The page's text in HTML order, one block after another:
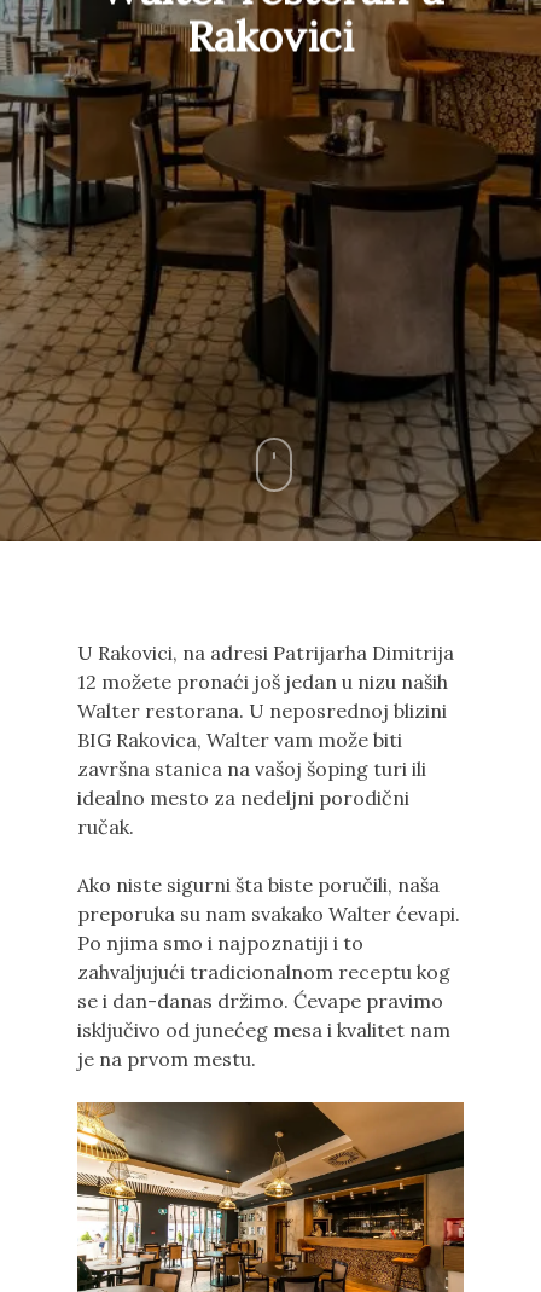
Rakovici
U Rakovici, na adresi Patrijarha Dimitrija
12 možete pronaći još jedan u nizu naših
Walter restorana. U neposrednoj blizini
BIG Rakovica, Walter vam može biti
završna stanica na vašoj šoping turi ili
idealno mesto za nedeljni porodični
ručak.
Ako niste sigurni šta biste poručili, naša
preporuka su nam svakako Walter ćevapi.
Po njima smo i najpoznatiji i to
zahvaljujući tradicionalnom receptu kog
se i dan-danas držimo. Ćevape pravimo
isključivo od junećeg mesa i kvalitet nam
je na prvom mestu.